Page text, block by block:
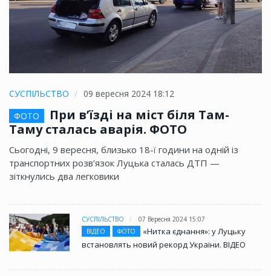
СУСПІЛЬСТВО
09 вересня 2024 18:12
ФОТО
При в’їзді на міст біля Там-
Таму сталась аварія. ФОТО
Сьогодні, 9 вересня, близько 18-ї години на одній із
транспортних розв’язок Луцька сталась ДТП —
зіткнулись два легковики
СУСПІЛЬСТВО
07 Вересня 2024 15:07
ВІДЕО
ФОТО
«Нитка єднання»: у Луцьку
встановлять новий рекорд України. ВІДЕО